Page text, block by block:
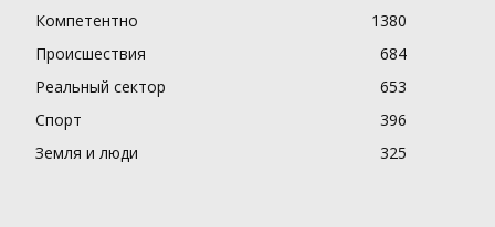
Компетентно
1380
Происшествия
684
Реальный сектор
653
Спорт
396
Земля и люди
325